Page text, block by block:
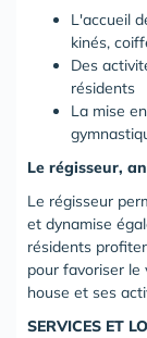
L'accueil
kinés,
Des
résidents
La mise
Le régisseur,
Le régisseur
et dynamise
résidents
pour favoriser le
house et ses
SERVICES ET